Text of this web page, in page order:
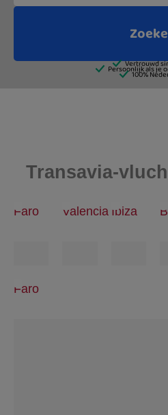
Transavia-
Faro Valencia Ibiza
Faro